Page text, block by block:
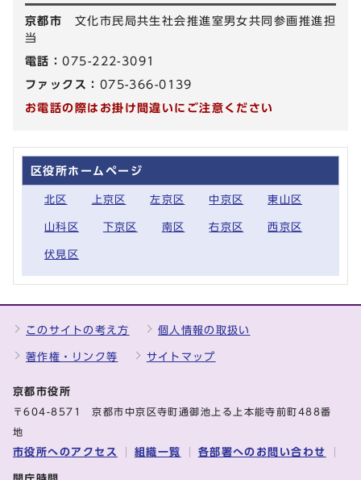
京都市 文化市民局共生社会推進室男女共同参画推進担
当
電話：075-222-3091
ファックス： 075-366-0139
お電話の際はお掛け間違いにご注意ください
区役所ホームページ
北区 上京区 左京区 中京区 東山区
山科区 下京区 南区 右京区 西京区
伏見区
このサイトの考え方 個人情報の取扱い
著作権・リンク等 サイトマップ
京都市役所
〒604-8571 京都市中京区寺町通御池上る上本能寺前町488番
地
市役所へのアクセス 組織一覧 各部署へのお問い合わせ